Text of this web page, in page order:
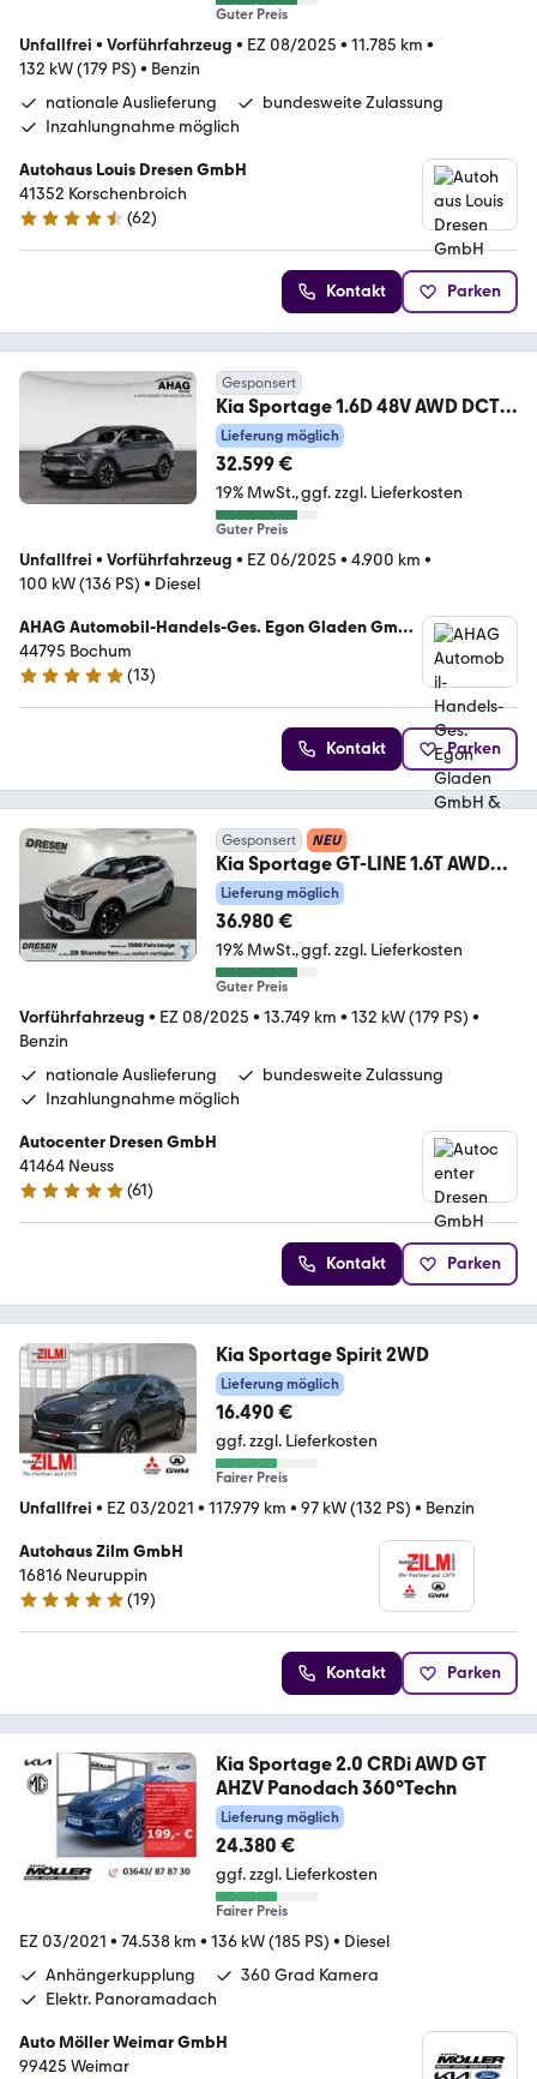
Guter Preis
Unfallfrei • Vorführfahrzeug • EZ 08/2025 • 11.785 km •
132 kW (179 PS) • Benzin
nationale Auslieferung
bundesweite Zulassung
Inzahlungnahme möglich
Autohaus Louis Dresen GmbH
41352 Korschenbroich
4.6 Sterne
(62)
Kontakt Parken
Gesponsert
Kia Sportage 1.6D 48V AWD DCT
SPI Spirit 4WD
Lieferung möglich
32.599 €
19% MwSt. ggf. zzgl. Lieferkosten
Guter Preis
Unfallfrei • Vorführfahrzeug • EZ 06/2025 • 4.900 km •
100 kW (136 PS) • Diesel
AHAG Automobil-Handels-Ges. Egon Gladen GmbH
& Co. KG
44795 Bochum
4.9 Sterne
(13)
Kontakt Parken
Gesponsert NEU
Kia Sportage GT-LINE 1.6T AWD
180 AT NAVI,DAB,KAMERA
Lieferung möglich
36.980 €
19% MwSt. ggf. zzgl. Lieferkosten
Guter Preis
Vorführfahrzeug • EZ 08/2025 • 13.749 km • 132 kW (179 PS) •
Benzin
nationale Auslieferung
bundesweite Zulassung
Inzahlungnahme möglich
Autocenter Dresen GmbH
41464 Neuss
4.9 Sterne
(61)
Kontakt Parken
Kia Sportage Spirit 2WD
Lieferung möglich
16.490 €
ggf. zzgl. Lieferkosten
Fairer Preis
Unfallfrei • EZ 03/2021 • 117.979 km • 97 kW (132 PS) • Benzin
Autohaus Zilm GmbH
16816 Neuruppin
4.9 Sterne
(19)
Kontakt Parken
Kia Sportage 2.0 CRDi AWD GT
AHZV Panodach 360°Techn
Lieferung möglich
24.380 €
ggf. zzgl. Lieferkosten
Fairer Preis
EZ 03/2021 • 74.538 km • 136 kW (185 PS) • Diesel
Anhängerkupplung
360 Grad Kamera
Elektr. Panoramadach
Auto Möller Weimar GmbH
99425 Weimar